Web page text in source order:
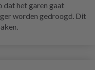
dat het garen gaat
worden gedroogd. Dit